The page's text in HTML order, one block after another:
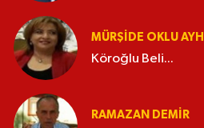
MÜRŞIDE OKLU
Köroğlu Beli...
RAMAZAN DEMİR